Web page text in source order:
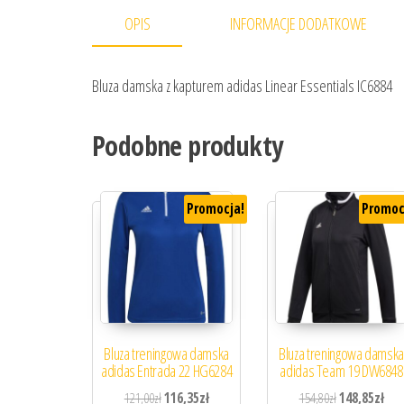
OPIS INFORMACJE DODATKOWE
Bluza damska z kapturem adidas Linear Essentials IC6884
Podobne produkty
Promocja!
Bluza treningowa damska
adidas Entrada 22 HG6284
121,00złPierwotna cena wynosiła: 121,00zł.
116,35złAktualna cena wynosi: 116,35zł.
Bluza treningowa damska
adidas Team 19 DW6848
154,80złPierwotna
148,85zł